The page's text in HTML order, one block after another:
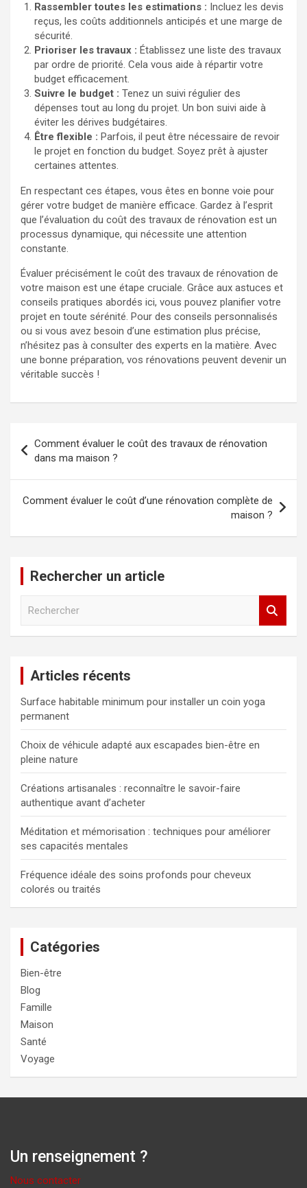
Rassembler toutes les estimations : Incluez les devis
reçus, les coûts additionnels anticipés et une marge de
sécurité.
Prioriser les travaux : Établissez une liste des travaux
par ordre de priorité. Cela vous aide à répartir votre
budget efficacement.
Suivre le budget : Tenez un suivi régulier des
dépenses tout au long du projet. Un bon suivi aide à
éviter les dérives budgétaires.
Être flexible : Parfois, il peut être nécessaire de revoir
le projet en fonction du budget. Soyez prêt à ajuster
certaines attentes.
En respectant ces étapes, vous êtes en bonne voie pour
gérer votre budget de manière efficace. Gardez à l’esprit
que l’évaluation du coût des travaux de rénovation est un
processus dynamique, qui nécessite une attention
constante.
Évaluer précisément le coût des travaux de rénovation de
votre maison est une étape cruciale. Grâce aux astuces et
conseils pratiques abordés ici, vous pouvez planifier votre
projet en toute sérénité. Pour des conseils personnalisés
ou si vous avez besoin d’une estimation plus précise,
n’hésitez pas à consulter des experts en la matière. Avec
une bonne préparation, vos rénovations peuvent devenir un
véritable succès !
de
l’article
Comment évaluer le coût des travaux de rénovation
dans ma maison ?
Comment évaluer le coût d’une rénovation complète de
maison ?
Rechercher un article
c
h
e
r
Articles récents
Surface habitable minimum pour installer un coin yoga
permanent
Choix de véhicule adapté aux escapades bien-être en
pleine nature
Créations artisanales : reconnaître le savoir-faire
authentique avant d’acheter
Méditation et mémorisation : techniques pour améliorer
ses capacités mentales
Fréquence idéale des soins profonds pour cheveux
colorés ou traités
Catégories
Bien-être
Blog
Famille
Maison
Santé
Voyage
Un renseignement ?
Nous contacter